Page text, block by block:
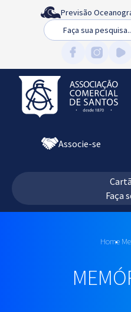
Previsão
Busca
Associe-se
Faça
Home